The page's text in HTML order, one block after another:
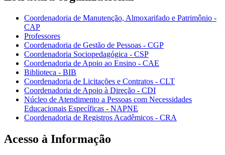
Coordenadoria de Manutenção, Almoxarifado e Patrimônio -
CAP
Professores
Coordenadoria de Gestão de Pessoas - CGP
Coordenadoria Sociopedagógica - CSP
Coordenadoria de Apoio ao Ensino - CAE
Biblioteca - BIB
Coordenadoria de Licitações e Contratos - CLT
Coordenadoria de Apoio à Direção - CDI
Núcleo de Atendimento a Pessoas com Necessidades
Educacionais Específicas - NAPNE
Coordenadoria de Registros Acadêmicos - CRA
Acesso à Informação